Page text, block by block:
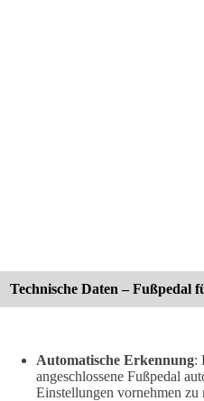
Technische Daten – Fußpedal
Automatische Erkennung:
angeschlossene Fußpedal
Einstellungen vornehmen zu